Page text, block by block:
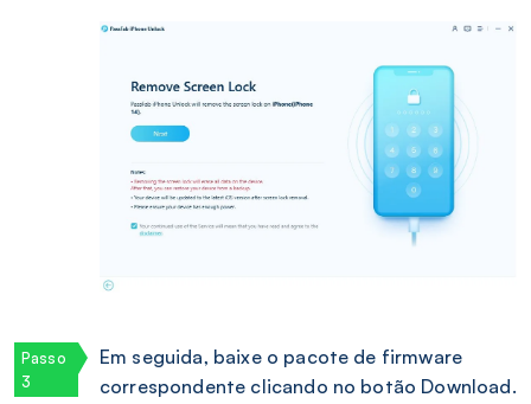
Em seguida, baixe o pacote de firmware
correspondente clicando no botão Download.